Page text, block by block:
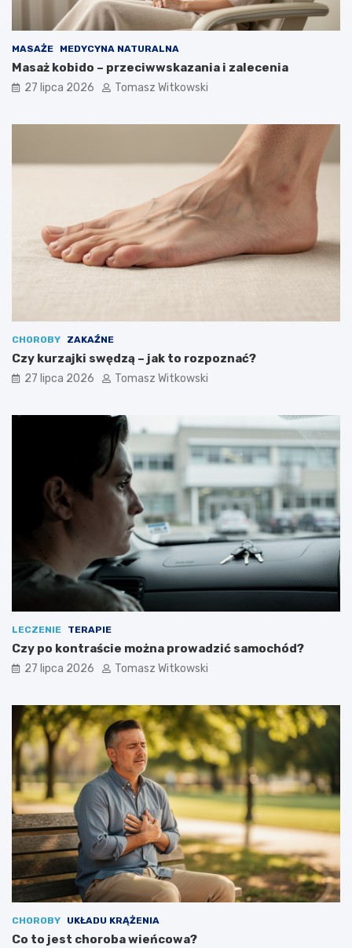
MASAŻE MEDYCYNA NATURALNA
Masaż kobido – przeciwwskazania i zalecenia
27 lipca 2026 Tomasz Witkowski
CHOROBY ZAKAŹNE
Czy kurzajki swędzą – jak to rozpoznać?
27 lipca 2026 Tomasz Witkowski
LECZENIE TERAPIE
Czy po kontraście można prowadzić samochód?
27 lipca 2026 Tomasz Witkowski
CHOROBY UKŁADU KRĄŻENIA
Co to jest choroba wieńcowa?